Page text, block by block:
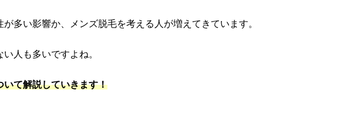
多い影響か、メンズ脱毛を考える人が増えてきています。
人も多いですよね。
いて解説していきます！